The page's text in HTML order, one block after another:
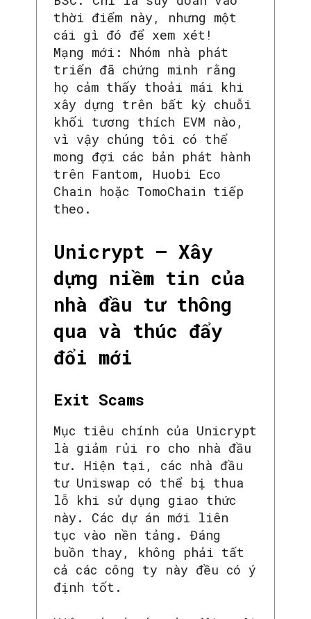
thời điểm này, nhưng một
cái gì đó để xem xét!
Mạng mới: Nhóm nhà phát
triển đã chứng minh rằng
họ cảm thấy thoải mái khi
xây dựng trên bất kỳ chuỗi
khối tương thích EVM nào,
vì vậy chúng tôi có thể
mong đợi các bản phát hành
trên Fantom, Huobi Eco
Chain hoặc TomoChain tiếp
theo.
Unicrypt – Xây
dựng niềm tin của
nhà đầu tư thông
qua và thúc đẩy
đổi mới
Exit Scams
Mục tiêu chính của Unicrypt
là giảm rủi ro cho nhà đầu
tư. Hiện tại, các nhà đầu
tư Uniswap có thể bị thua
lỗ khi sử dụng giao thức
này. Các dự án mới liên
tục vào nền tảng. Đáng
buồn thay, không phải tất
cả các công ty này đều có ý
định tốt.